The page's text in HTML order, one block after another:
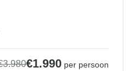
€1.990 per persoon